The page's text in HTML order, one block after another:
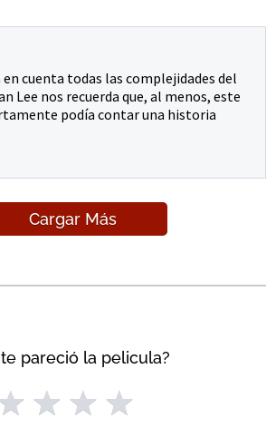
en cuenta todas las complejidades del
Lee nos recuerda que, al menos, este
podía contar una historia
Cargar Más
pareció la pelicula?